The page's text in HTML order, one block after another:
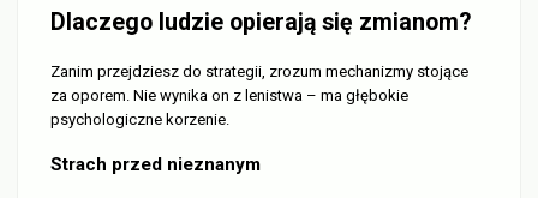
Dlaczego ludzie opierają się zmianom?
Zanim przejdziesz do strategii, zrozum mechanizmy stojące
za oporem. Nie wynika on z lenistwa – ma głębokie
psychologiczne korzenie.
Strach przed nieznanym